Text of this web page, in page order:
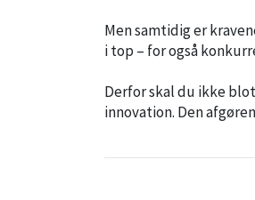
Men samtidig er
i top – for også
Derfor skal du ikke
innovation. Den